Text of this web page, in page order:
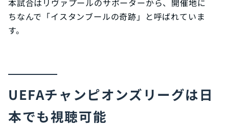
本試合はリヴァプールのサポーターから、開催地に
ちなんで「イスタンブールの奇跡」と呼ばれていま
す。
UEFAチャンピオンズリーグは日
本でも視聴可能